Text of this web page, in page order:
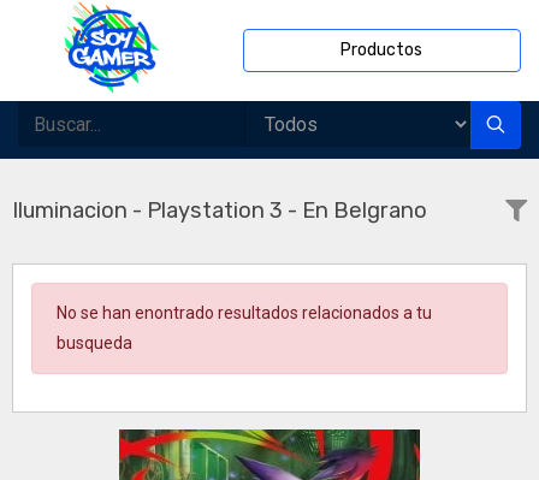
Productos
Iluminacion - Playstation 3 - En Belgrano
No se han enontrado resultados relacionados a tu
busqueda